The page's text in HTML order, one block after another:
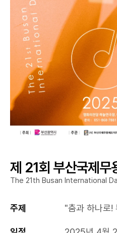
제 21회 부산국제무
The 21th Busan International
주제 "춤과 하나로!